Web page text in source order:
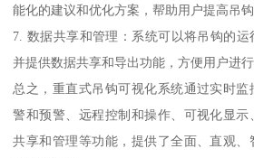
能化的建议和优化方案，帮助用户提高吊
7. 数据共享和管理：系统可以将吊钩的运
并提供数据共享和导出功能，方便用户进
总之，重直式吊钩可视化系统通过实时
警和预警、远程控制和操作、可视化显
共享和管理等功能，提供了全面、直观